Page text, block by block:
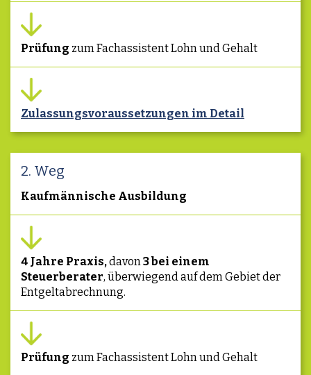
Prüfung zum Fachassistent Lohn und Gehalt
Zulassungsvoraussetzungen im Detail
2. Weg
Kaufmännische Ausbildung
4 Jahre Praxis,davon3bei einem
Steuerberater, überwiegend auf dem Gebiet der
Entgeltabrechnung.
Prüfung zum Fachassistent Lohn und Gehalt